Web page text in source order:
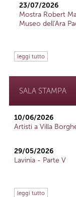
23/07/2026
Mostra Robert
Museo dell'Ara
leggi tutto
SALA STAMPA
10/06/2026
Artisti a Villa
29/05/2026
Lavinia - Parte V
leggi tutto